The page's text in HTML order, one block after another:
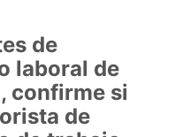
de
laboral de
confirme si
de